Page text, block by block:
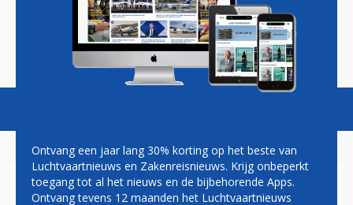
Magazine Podcasts Vacatures
CODESHARING
Ontvang een jaar lang 30% korting op het beste van
Luchtvaartnieuws en Zakenreisnieuws. Krijg onbeperkt
toegang tot al het nieuws en de bijbehorende Apps.
Ontvang tevens 12 maanden het Luchtvaartnieuws